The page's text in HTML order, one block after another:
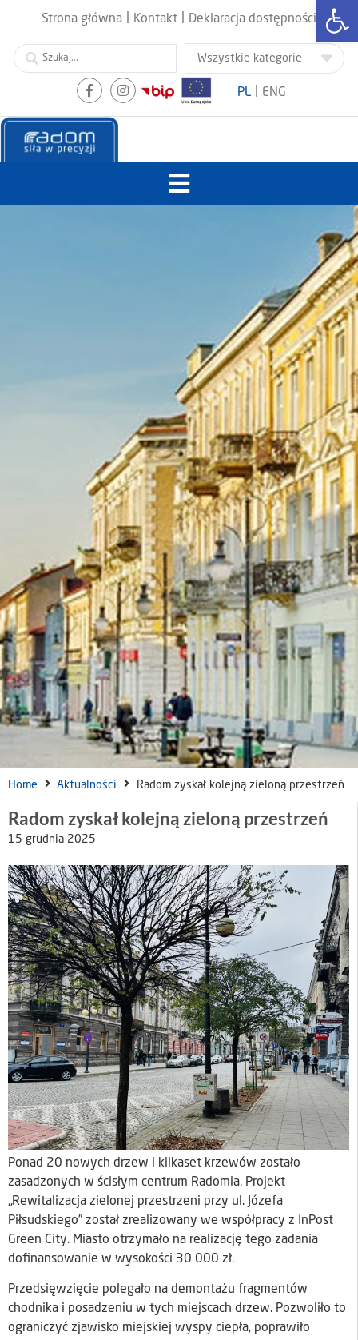
Strona główna Kontakt Deklaracja dostępności
PL ENG
Home Aktualności Radom zyskał kolejną zieloną przestrzeń
Radom zyskał kolejną zieloną przestrzeń
15 grudnia 2025
Ponad 20 nowych drzew i kilkaset krzewów zostało
zasadzonych w ścisłym centrum Radomia. Projekt
„Rewitalizacja zielonej przestrzeni przy ul. Józefa
Piłsudskiego” został zrealizowany we współpracy z InPost
Green City. Miasto otrzymało na realizację tego zadania
dofinansowanie w wysokości 30 000 zł.
Przedsięwzięcie polegało na demontażu fragmentów
chodnika i posadzeniu w tych miejscach drzew. Pozwoliło to
ograniczyć zjawisko miejskiej wyspy ciepła, poprawiło